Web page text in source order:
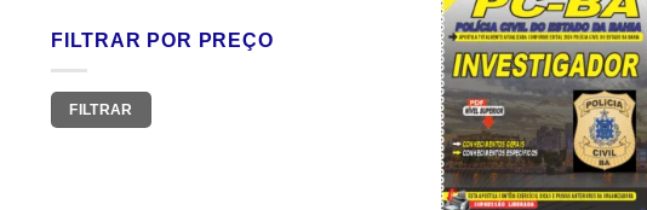
FILTRAR POR PREÇO
Preço
mínimo
Preço
máximo
FILTRAR
wishlist